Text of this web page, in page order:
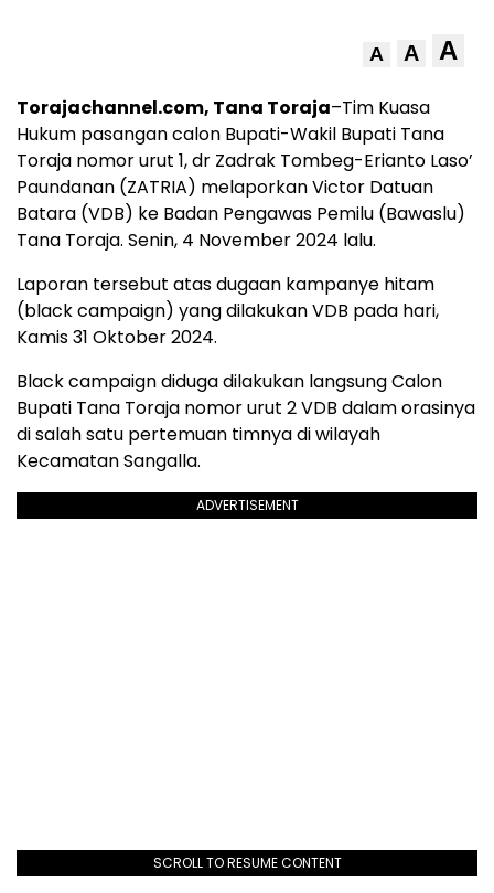
A A A
Torajachannel.com, Tana Toraja–Tim Kuasa
Hukum pasangan calon Bupati-Wakil Bupati Tana
Toraja nomor urut 1, dr Zadrak Tombeg-Erianto Laso’
Paundanan (ZATRIA) melaporkan Victor Datuan
Batara (VDB) ke Badan Pengawas Pemilu (Bawaslu)
Tana Toraja. Senin, 4 November 2024 lalu.
Laporan tersebut atas dugaan kampanye hitam
(black campaign) yang dilakukan VDB pada hari,
Kamis 31 Oktober 2024.
Black campaign diduga dilakukan langsung Calon
Bupati Tana Toraja nomor urut 2 VDB dalam orasinya
di salah satu pertemuan timnya di wilayah
Kecamatan Sangalla.
ADVERTISEMENT
SCROLL TO RESUME CONTENT